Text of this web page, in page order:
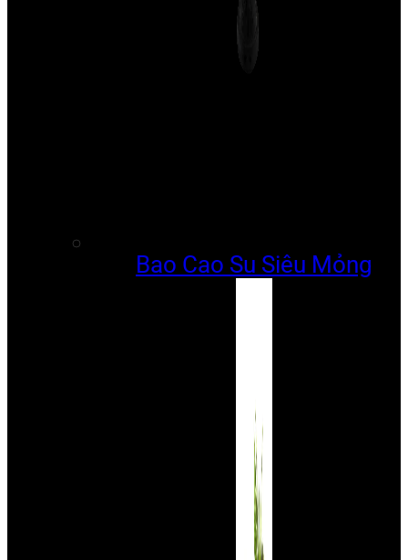
Bao Cao Su Siêu Mỏng